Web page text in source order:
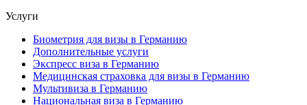
Услуги
Биометрия для визы в Германию
Дополнительные услуги
Экспресс виза в Германию
Медицинская страховка для визы в Германию
Мультивиза в Германию
Национальная виза в Германию